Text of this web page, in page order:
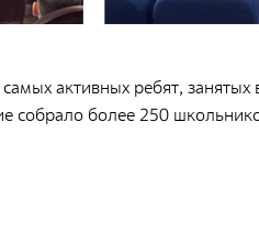
активных ребят, занятых
собрало более 250